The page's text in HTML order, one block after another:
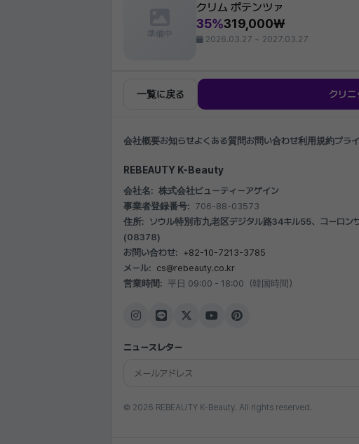
準備中
クリム ポテンツァ
35%319,000₩
2026.03.27 ~ 2027.03.27
一覧に戻る クリニ
会社概要お知らせよくある質問 お問い合わせ利用規約プラ
REBEAUTY K-Beauty
会社名: 株式会社ビューティーアゲイン
事業者登録番号: 706-88-03573
住所: ソウル特別市九老区デジタル路34キル55、コーロ
(08378)
お問い合わせ: +82-10-7213-3785
メール: cs@rebeauty.co.kr
営業時間: 平日 09:00 - 18:00（韓国時間）
ニュースレター
© 2026 REBEAUTY K-Beauty. All rights reserved.